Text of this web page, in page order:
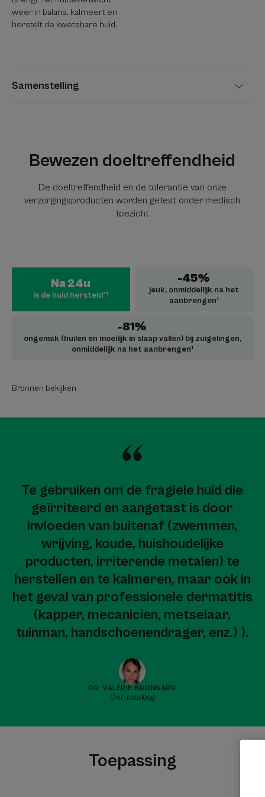
Samenstelling
weer in balans, kalmeert en
herstelt de kwetsbare huid.
Bewezen doeltreffendheid
De doeltreffendheid en de tolerantie van onze
verzorgingsproducten worden getest onder medisch
toezicht
Na 24u
is de huid hersteld*¹
-45%
jeuk, onmiddellijk na het
aanbrengen¹
-81%
ongemak (huilen en moeilijk in slaap vallen) bij zuigelingen,
onmiddellijk na het aanbrengen¹
Bronnen bekijken
Te gebruiken om de fragiele huid die
geïrriteerd en aangetast is door
invloeden van buitenaf (zwemmen,
wrijving, koude, huishoudelijke
producten, irriterende metalen) te
herstellen en te kalmeren, maar ook in
het geval van professionele dermatitis
(kapper, mecanicien, metselaar,
tuinman, handschoenendrager, enz.) ).
DR. VALÉRIE BRONSARD
Dermatoloog
Toepassing